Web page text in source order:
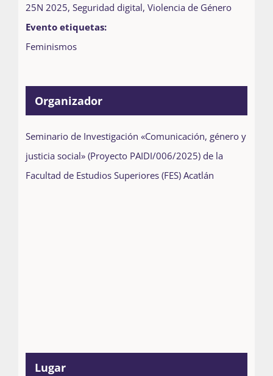
25N 2025, Seguridad digital, Violencia de Género
Evento etiquetas:
Feminismos
Organizador
Seminario de Investigación «Comunicación, género y
justicia social» (Proyecto PAIDI/006/2025) de la
Facultad de Estudios Superiores (FES) Acatlán
Lugar